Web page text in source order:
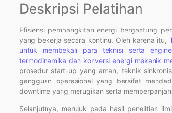
Deskripsi Pelatihan
Efisiensi pembangkitan energi bergantung
yang bekerja secara kontinu. Oleh karena itu,
untuk membekali para teknisi serta
termodinamika dan konversi energi mekanik
prosedur start-up yang aman, teknik
gangguan operasional yang bersifat
downtime yang merugikan serta
Selanjutnya, merujuk pada hasil penelitian